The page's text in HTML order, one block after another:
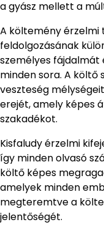
a gyász mellett a
A költemény
feldolgozásának
személyes fájdalmát
minden sora. A költő
veszteség
erejét, amely képes
szakadékot.
Kisfaludy érzelmi
így minden olvasó
költő képes
amelyek minden
megteremtve a
jelentőségét.